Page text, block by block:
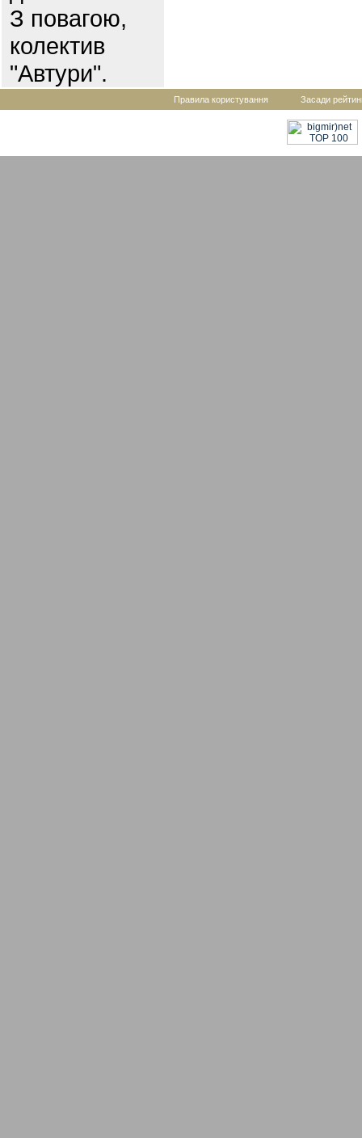
З повагою,
колектив
"Автури".
Правила користування Засади